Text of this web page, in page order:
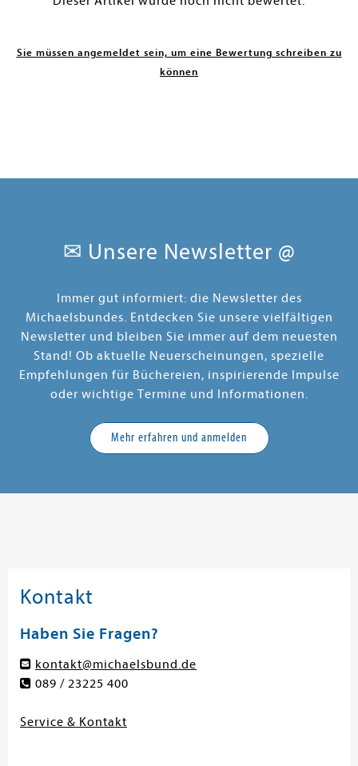
Sie müssen angemeldet sein, um eine Bewertung schreiben zu
können
✉ Unsere Newsletter @
Immer gut informiert: die Newsletter des
Michaelsbundes. Entdecken Sie unsere vielfältigen
Newsletter und bleiben Sie immer auf dem neuesten
Stand! Ob aktuelle Neuerscheinungen, spezielle
Empfehlungen für Büchereien, inspirierende Impulse
oder wichtige Termine und Informationen.
Mehr erfahren und anmelden
Kontakt
Haben Sie Fragen?
kontakt@michaelsbund.de
089 / 23225 400
Service & Kontakt